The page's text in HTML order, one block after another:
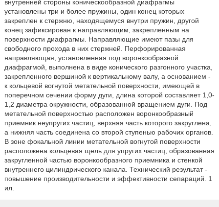
внутренней стороны коническообразной диафрагмы
установлены три и более пружины, один конец которых
закреплен к стержню, находящемуся внутри пружин, другой
конец зафиксирован к направляющим, закрепленным на
поверхности диафрагмы. Направляющие имеют пазы для
свободного прохода в них стержней. Перфорированная
направляющая, установленная под воронкообразной
диафрагмой, выполнена в виде конического разгонного участка,
закрепленного вершиной к вертикальному валу, а основанием -
к кольцевой вогнутой метательной поверхности, имеющей в
поперечном сечении форму дуги, длина которой составляет 1,0-
1,2 диаметра окружности, образованной вращением дуги. Под
метательной поверхностью расположен воронкообразный
приемник неупругих частиц, верхняя часть которого закруглена,
а нижняя часть соединена со второй ступенью рабочих органов.
В зоне фокальной линии метательной вогнутой поверхности
расположена кольцевая щель для упругих частиц, образованная
закругленной частью воронкообразного приемника и стенкой
внутреннего цилиндрического канала. Технический результат -
повышение производительности и эффективности сепараций. 1
ил.